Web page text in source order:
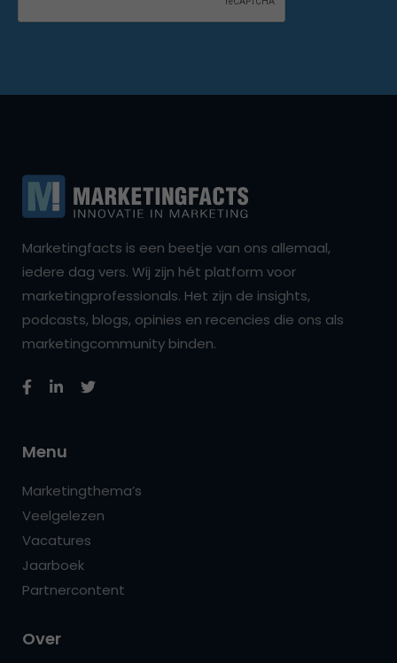
Marketingfacts is een beetje van ons allemaal,
iedere dag vers. Wij zijn hét platform voor
marketingprofessionals. Het zijn de insights,
podcasts, blogs, opinies en recencies die ons als
marketingcommunity binden.
Menu
Marketingthema’s
Veelgelezen
Vacatures
Jaarboek
Partnercontent
Over